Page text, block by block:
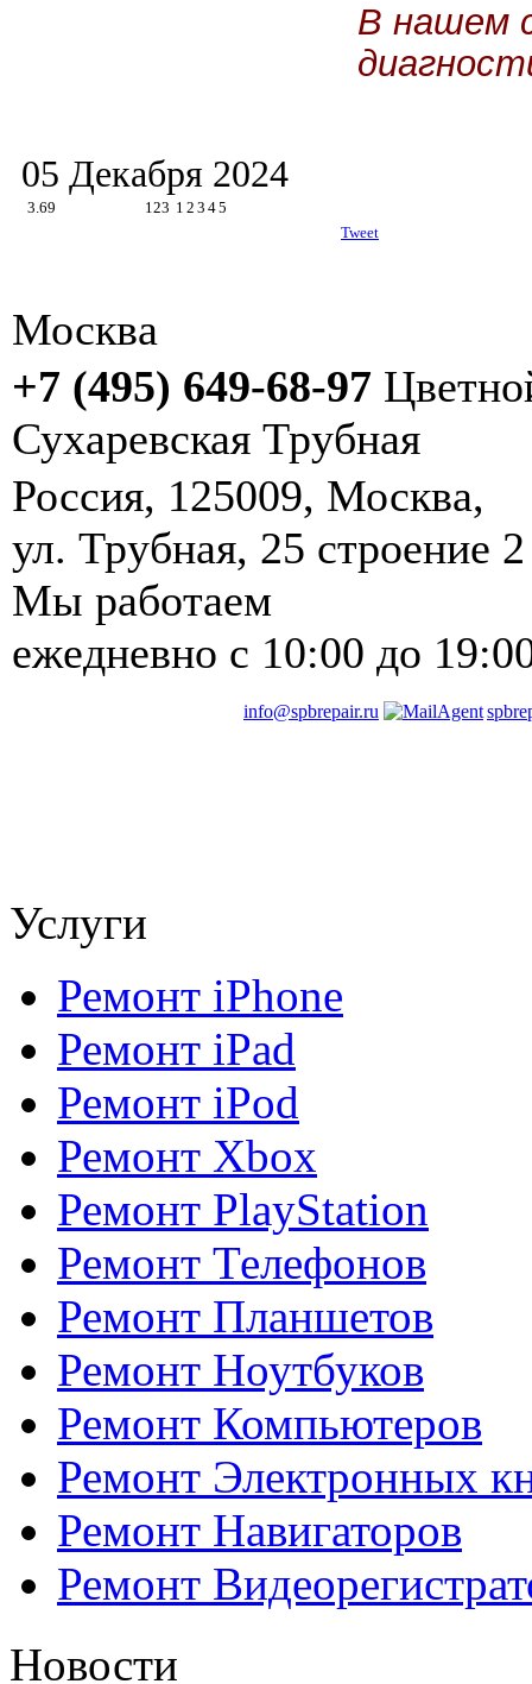
В нашем
05 Декабря 2024
3.69 123 1 2 3 45
Tweet
Москва
+7 (495) 649-68-97
Сухаревская Трубная
Россия, 125009, Москва, ‎
ул. Трубная, 25 строение 2
Мы работаем
ежедневно с 10:00 до
info@spbrepair.ru
Услуги
Ремонт iPhone
Ремонт iPad
Ремонт iPod
Ремонт Xbox
Ремонт PlayStation
Ремонт Телефонов
Ремонт Планшетов
Ремонт Ноутбуков
Ремонт Компьютеров
Ремонт Электронных
Ремонт Навигаторов
Ремонт
Новости